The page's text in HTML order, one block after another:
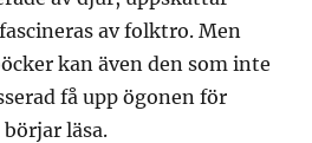
av folktro. Men
kan även den som inte
få upp ögonen för
läsa.